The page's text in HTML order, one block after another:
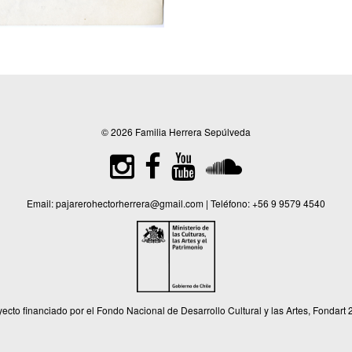
© 2026 Familia Herrera Sepúlveda
Email:pajarerohectorherrera@gmail.com | Teléfono:+56 9 9579 4540
financiado por el Fondo Nacional de Desarrollo Cultural y las Artes, Fondart